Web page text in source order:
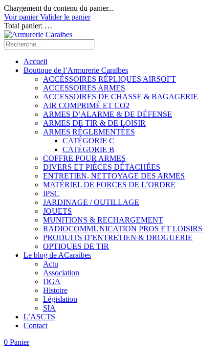
Chargement du contenu du panier...
Voir panierValider le panier
Total panier: …
Accueil
Boutique de l’Armurerie Caraïbes
ACCÉSSOIRES RÉPLIQUES AIRSOFT
ACCESSOIRES ARMES
ACCESSOIRES DE CHASSE & BAGAGERIE
AIR COMPRIMÉ ET CO2
ARMES D’ALARME & DE DÉFENSE
ARMES DE TIR & DE LOISIR
ARMES RÉGLEMENTÉES
CATÉGORIE C
CATÉGORIE B
COFFRE POUR ARMES
DIVERS ET PIÈCES DÉTACHÉES
ENTRETIEN, NETTOYAGE DES ARMES
MATÉRIEL DE FORCES DE L’ORDRE
IPSC
JARDINAGE / OUTILLAGE
JOUETS
MUNITIONS & RECHARGEMENT
RADIOCOMMUNICATION PROS ET LOISIRS
PRODUITS D’ENTRETIEN & DROGUERIE
OPTIQUES DE TIR
Le blog de ACaraibes
Actu
Association
DGA
Histoire
Législation
SIA
L’ASCTS
Contact
0 Panier